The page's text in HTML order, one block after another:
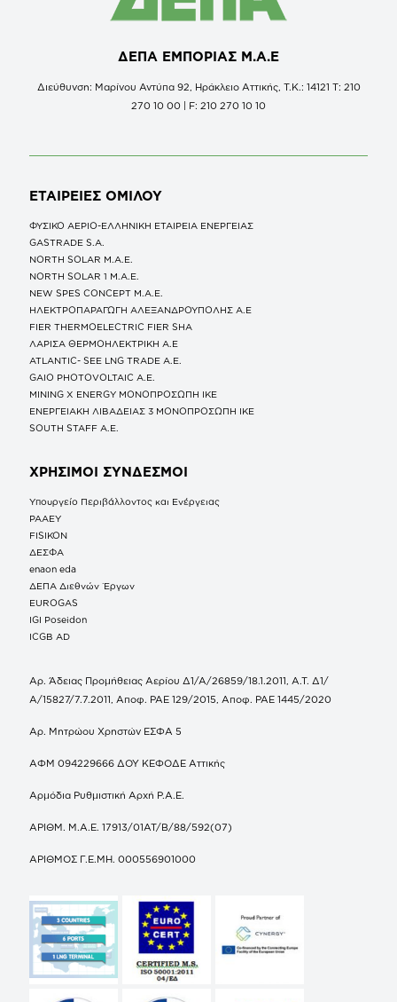
ΔΕΠΑ ΕΜΠΟΡΙΑΣ Μ.Α.Ε
Διεύθυνση: Μαρίνου Αντύπα 92, Ηράκλειο Αττικής, Τ.Κ.: 14121 Τ: 210
270 10 00 | F: 210 270 10 10
ΕΤΑΙΡΕΙΕΣ ΟΜΙΛΟΥ
ΦΥΣΙΚΟ ΑΕΡΙΟ-ΕΛΛΗΝΙΚΗ ΕΤΑΙΡΕΙΑ ΕΝΕΡΓΕΙΑΣ
GASTRADE S.A.
NORTH SOLAR M.Α.Ε.
NORTH SOLAR 1 M.Α.Ε.
NEW SPES CONCEPT Μ.Α.Ε.
ΗΛΕΚΤΡΟΠΑΡΑΓΩΓΗ ΑΛΕΞΑΝΔΡΟΥΠΟΛΗΣ A.E
FIER THERMOELECTRIC FIER SHA
ΛΑΡΙΣΑ ΘΕΡΜΟΗΛΕΚΤΡΙΚΗ A.E
ATLANTIC- SEE LNG TRADE A.E.
GAIO PHOTOVOLTAIC Α.Ε.
MINING X ENERGY ΜΟΝΟΠΡΟΣΩΠΗ ΙΚΕ
ΕΝΕΡΓΕΙΑΚΗ ΛΙΒΑΔΕΙΑΣ 3 ΜΟΝΟΠΡΟΣΩΠΗ ΙΚΕ
SOUTH STAFF Α.Ε.
ΧΡΗΣΙΜΟΙ ΣΥΝΔΕΣΜΟΙ
Υπουργείο Περιβάλλοντος και Ενέργειας
ΡΑΑΕΥ
FISIKON
ΔΕΣΦΑ
enaon eda
ΔΕΠΑ Διεθνών Έργων
EUROGAS
IGI Poseidon
ICGB AD
Αρ. Άδειας Προμήθειας Αερίου Δ1/Α/26859/18.1.2011, Α.Τ. Δ1/
Α/15827/7.7.2011, Αποφ. ΡΑΕ 129/2015, Αποφ. ΡΑΕ 1445/2020
Αρ. Μητρώου Χρηστών ΕΣΦΑ 5
ΑΦΜ 094229666 ΔΟΥ ΚΕΦΟΔΕ Αττικής
Αρμόδια Ρυθμιστική Αρχή Ρ.Α.Ε.
ΑΡΙΘΜ. Μ.Α.Ε. 17913/01ΑΤ/Β/88/592(07)
ΑΡΙΘΜΟΣ Γ.Ε.ΜΗ. 000556901000